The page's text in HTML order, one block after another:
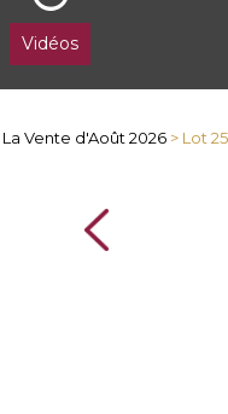
Vidéos
La Vente d'Août 2026 > Lot